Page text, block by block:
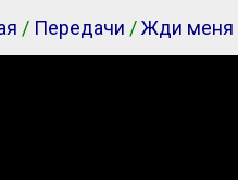
/ Передачи /Жди меня